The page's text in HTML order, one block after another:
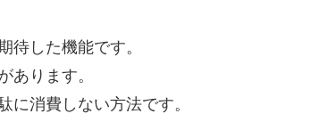
待した機能です。
あります。
に消費しない方法です。